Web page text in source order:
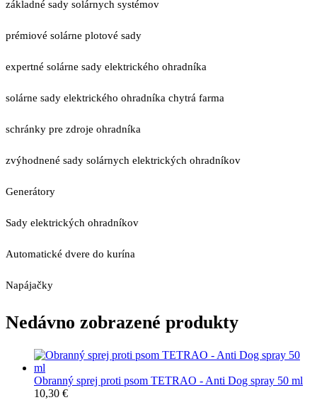
základné sady solárnych systémov
prémiové solárne plotové sady
expertné solárne sady elektrického ohradníka
solárne sady elektrického ohradníka chytrá farma
schránky pre zdroje ohradníka
zvýhodnené sady solárnych elektrických ohradníkov
Generátory
Sady elektrických ohradníkov
Automatické dvere do kurína
Napájačky
Nedávno zobrazené produkty
Obranný sprej proti psom TETRAO - Anti Dog spray 50 ml
10,30 €